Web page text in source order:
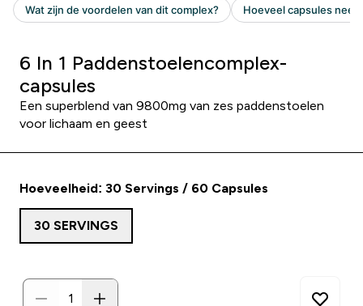
6 In 1 Paddenstoelencomplex-
capsules
Een superblend van 9800mg van zes paddenstoelen
voor lichaam en geest
Hoeveelheid: 30 Servings / 60 Capsules
30 SERVINGS